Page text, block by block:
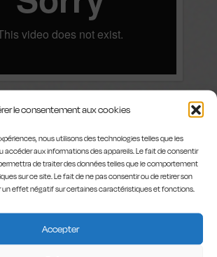
le consentement aux cookies
nous utilisons des technologies telles que les
accéder aux informations des appareils. Le fait de consentir
de traiter des données telles que le comportement
sur ce site. Le fait de ne pas consentir ou de retirer son
effet négatif sur certaines caractéristiques et fonctions.
Accepter